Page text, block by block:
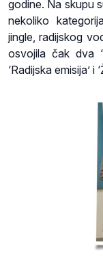
godine. Na skupu
nekoliko
jingle, radijskog
osvojila čak dva
‘Radijska emisija’ i